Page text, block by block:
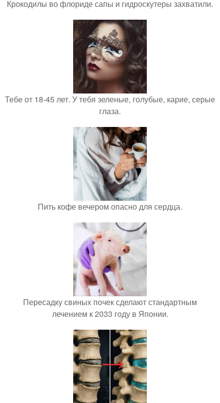
Крокодилы во флориде сапы и гидроскутеры захватили.
Тебе от 18-45 лет. У тебя зеленые, голубые, карие, серые
глаза.
Пить кофе вечером опасно для сердца.
Пересадку свиных почек сделают стандартным
лечением к 2033 году в Японии.